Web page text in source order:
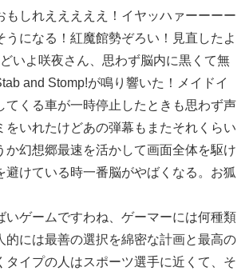
もしれえええええ！イヤッハァーーーー
うになる！紅魔館勢ぞろい！見直したよ
いよ咲夜さん、思わず脳内に黒くて無
and Stomp!が鳴り響いた！メイドイ
てくる車が一時停止したときも思わず声
をいれたけどあの弾幕もまたそれくらい
か幻想郷最速を活かして画面全体を駆け
避けている時一番脳がやばくなる。お狐
いゲームですわね、ゲーマーには何種類
的には最善の選択を綿密な計画と最高の
タイプの人はスポーツ選手に近くて、そ